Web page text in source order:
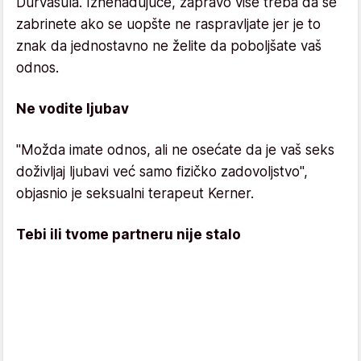
zabrinete ako se uopšte ne raspravljate jer je to
znak da jednostavno ne želite da poboljšate vaš
odnos.
Ne vodite ljubav
"Možda imate odnos, ali ne osećate da je vaš seks
doživljaj ljubavi već samo fizičko zadovoljstvo",
objasnio je seksualni terapeut Kerner.
Tebi ili tvome partneru nije stalo